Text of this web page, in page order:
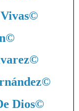
©
©
©
©
Dios©